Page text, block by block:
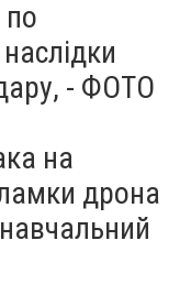
по
- ФОТО
на
дрона